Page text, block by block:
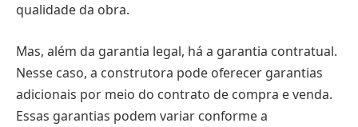
qualidade da obra.
Mas, além da garantia legal, há a garantia contratual.
Nesse caso, a construtora pode oferecer garantias
adicionais por meio do contrato de compra e venda.
Essas garantias podem variar conforme a